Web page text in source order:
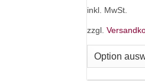
mehrere
Varianten
auf.
inkl. MwSt.
zzgl.